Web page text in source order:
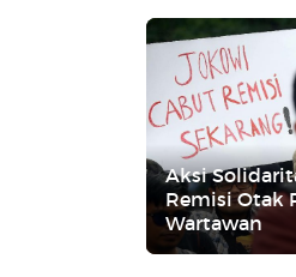
Aksi
Remisi Otak
Wartawan